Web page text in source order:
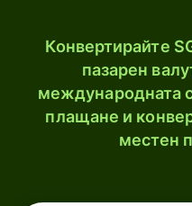
Конвертирайте
пазарен
международната
плащане и
местен